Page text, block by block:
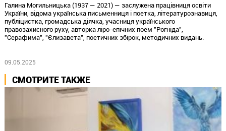
Галина Могильницька (1937 — 2021) — заслужена працівниця освіти
України, відома українська письменниця і поетка, літературознавиця,
публіцистка, громадська діячка, учасниця українського
правозахисного руху, авторка ліро-епічних поем "Рогніда",
"Серафима", "Єлизавета", поетичних збірок, методичних видань.
09.05.2025
СМОТРИТЕ ТАКЖЕ